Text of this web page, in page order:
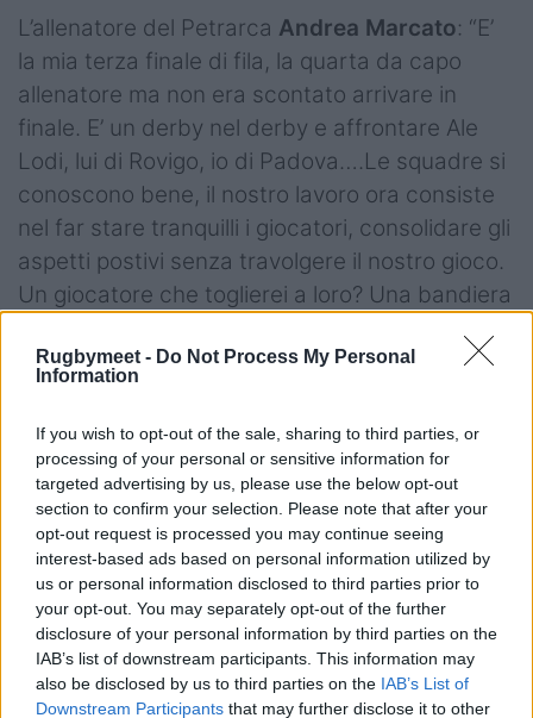
Rugbymeet - Do Not Process My Personal
Information
If you wish to opt-out of the sale, sharing to third parties, or
processing of your personal or sensitive information for
targeted advertising by us, please use the below opt-out
section to confirm your selection. Please note that after your
opt-out request is processed you may continue seeing
interest-based ads based on personal information utilized by
us or personal information disclosed to third parties prior to
your opt-out. You may separately opt-out of the further
disclosure of your personal information by third parties on the
IAB’s list of downstream participants. This information may
also be disclosed by us to third parties on the IAB’s List of
Downstream Participants that may further disclose it to other
L’allenatore del Petrarca Andrea Marcato: “E’
la mia terza finale di fila, la quarta da capo
allenatore ma non era scontato arrivare in
finale. E’ un derby nel derby e affrontare Ale
Lodi, lui di Rovigo, io di Padova….Le squadre si
conoscono bene, il nostro lavoro ora consiste
nel far stare tranquilli i giocatori, consolidare gli
aspetti postivi senza travolgere il nostro gioco.
Un giocatore che toglierei a loro? Una bandiera
Il capitano del Petrarca Rugby Andrea Trotta
“Penso che vincerà chi farà meno errori, noi
faremo di tutto per riconfermarci. Il cambio di
format verso le 8 squadre? Significa più qualità
ma rose ridotte, per i giovani ci vorrà un piano
dedicato, sarà importante far giocare tutti e
alzare il livello”.